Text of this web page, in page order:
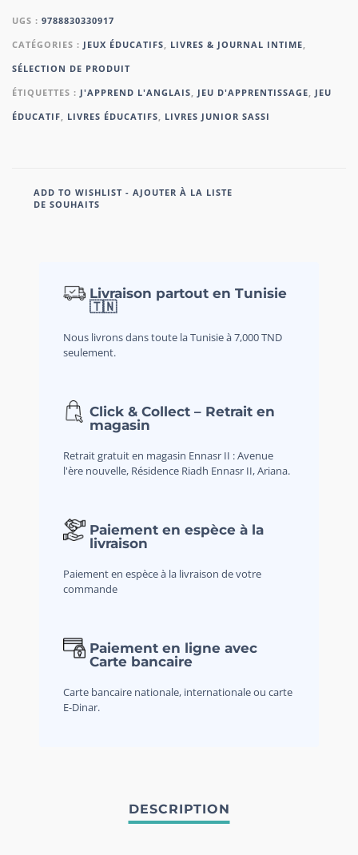
UGS : 9788830330917
CATÉGORIES : JEUX ÉDUCATIFS LIVRES & JOURNAL INTIME
SÉLECTION DE PRODUIT
ÉTIQUETTES : J'APPREND L'ANGLAIS JEU D'APPRENTISSAGE
JEU
ÉDUCATIF
LIVRES ÉDUCATIFS LIVRES JUNIOR SASSI
ADD TO WISHLIST - AJOUTER À LA LISTE
DE SOUHAITS
Livraison partout en Tunisie
🇹🇳
Nous livrons dans toute la Tunisie à 7,000 TND
seulement.
Click & Collect – Retrait en
magasin
Retrait gratuit en magasin Ennasr II : Avenue
l'ère nouvelle, Résidence Riadh Ennasr II, Ariana.
Paiement en espèce à la
livraison
Paiement en espèce à la livraison de votre
commande
Paiement en ligne avec
Carte bancaire
Carte bancaire nationale, internationale ou carte
E-Dinar.